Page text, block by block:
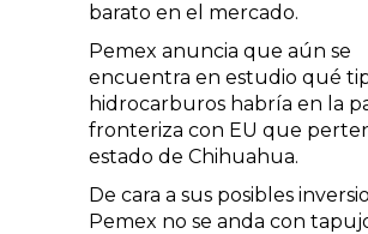
barato en el mercado.
Pemex anuncia que aún se
encuentra en estudio qué
hidrocarburos habría en la
fronteriza con EU que
estado de Chihuahua.
De cara a sus posibles
Pemex no se anda con